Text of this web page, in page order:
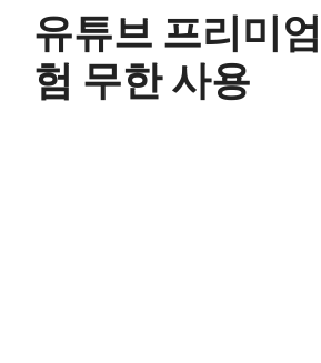
유튜브 프리미
험 무한 사용